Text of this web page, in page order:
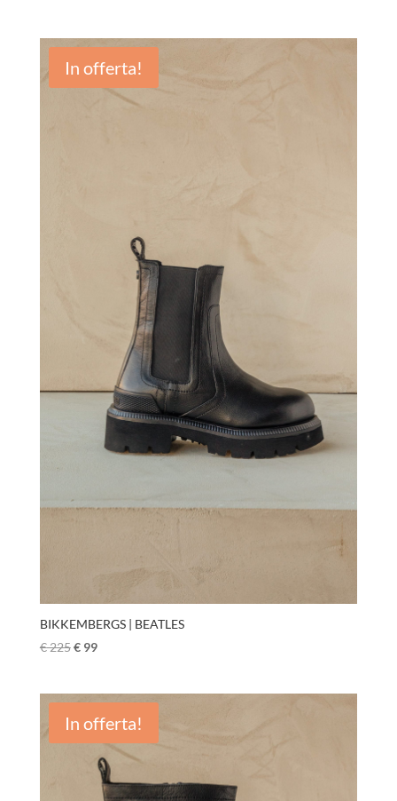
In offerta!
BIKKEMBERGS | BEATLES
€225€99
In offerta!